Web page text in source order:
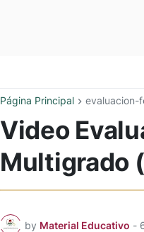
Página Principal evaluacion-
Video
Multigrado
by Material Educativo -